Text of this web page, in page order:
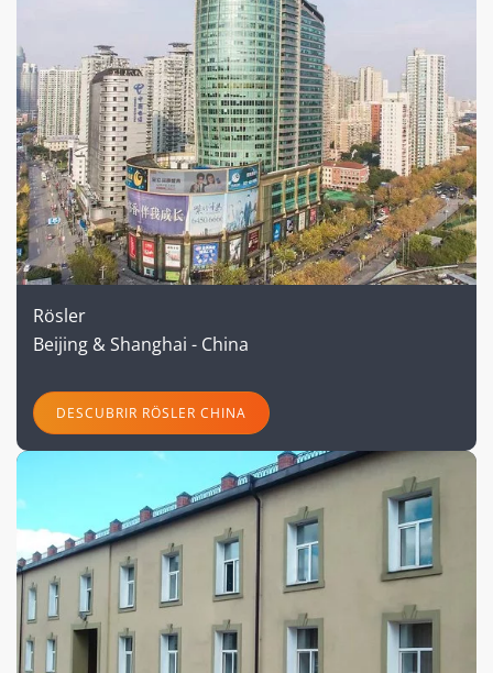
Rösler
Beijing & Shanghai - China
DESCUBRIR RÖSLER CHINA